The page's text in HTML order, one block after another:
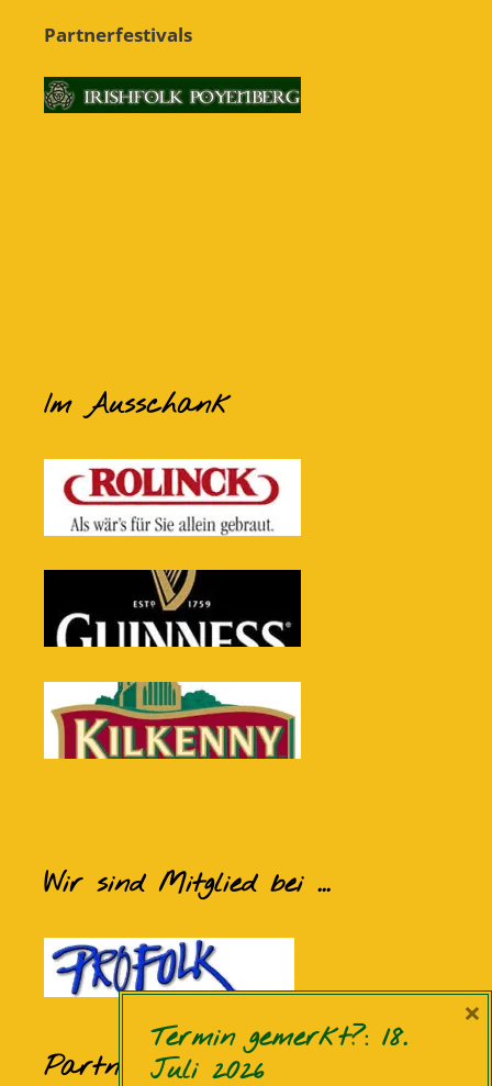
Partnerfestivals
Im Ausschank
Wir sind Mitglied bei ...
Partner und Sponsoren
Termin gemerkt?: 18.
Juli 2026
×